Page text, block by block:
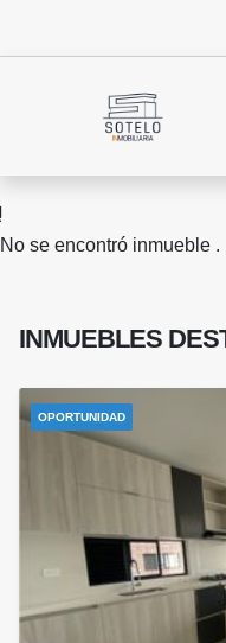
No se encontró inmueble .
INMUEBLES
OPORTUNIDAD